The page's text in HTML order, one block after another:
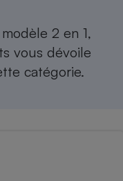
2 en 1,
vous dévoile
catégorie.